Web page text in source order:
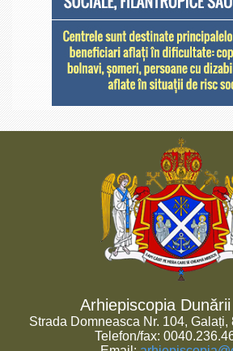
Arhiepiscopia
Strada Domneasca Nr. 104,
Telefon/fax: